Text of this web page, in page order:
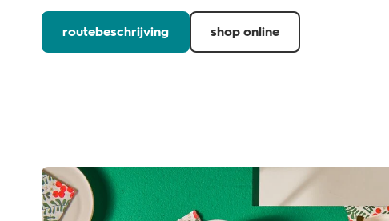
routebeschrijving shop online